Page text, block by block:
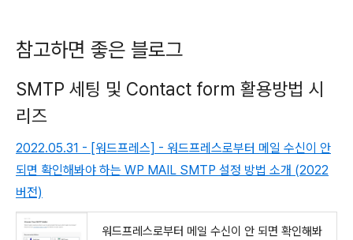
참고하면 좋은 블로그
SMTP 세팅 및 Contact form 활용방법 시
리즈
2022.05.31 - [워드프레스] - 워드프레스로부터 메일 수신이 안
되면 확인해봐야 하는 WP MAIL SMTP 설정 방법 소개 (2022
버전)
워드프레스로부터 메일 수신이 안 되면 확인해봐